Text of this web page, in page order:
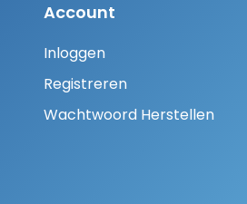
Account
Inloggen
Registreren
Wachtwoord Herstellen